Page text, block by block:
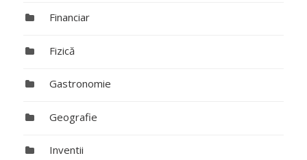
Financiar
Fizică
Gastronomie
Geografie
Inventii